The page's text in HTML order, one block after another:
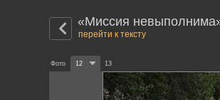
«Миссия
перейти к тексту
Фото 12 13